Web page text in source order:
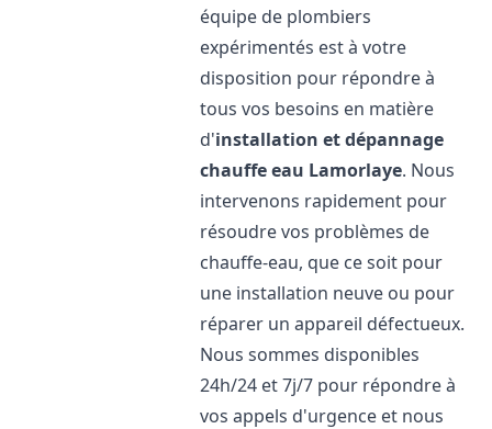
équipe de plombiers
expérimentés est à votre
disposition pour répondre à
tous vos besoins en matière
d'installation et dépannage
chauffe eau Lamorlaye. Nous
intervenons rapidement pour
résoudre vos problèmes de
chauffe-eau, que ce soit pour
une installation neuve ou pour
réparer un appareil défectueux.
Nous sommes disponibles
24h/24 et 7j/7 pour répondre à
vos appels d'urgence et nous